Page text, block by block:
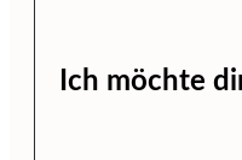
Ich möchte